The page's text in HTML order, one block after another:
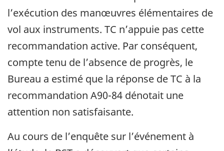
l’exécution des manœuvres élémentaires de
vol aux instruments. TC n’appuie pas cette
recommandation active. Par conséquent,
compte tenu de l’absence de progrès, le
Bureau a estimé que la réponse de TC à la
recommandation A90-84 dénotait une
attention non satisfaisante.
Au cours de l’enquête sur l’événement à